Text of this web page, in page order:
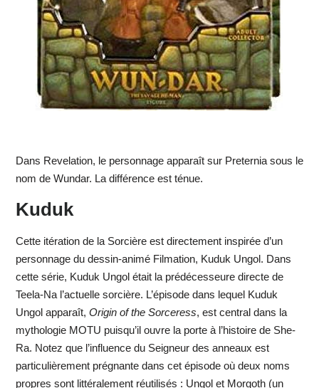
Dans Revelation, le personnage apparaît sur Preternia sous le
nom de Wundar. La différence est ténue.
Kuduk
Cette itération de la Sorcière est directement inspirée d’un
personnage du dessin-animé Filmation, Kuduk Ungol. Dans
cette série, Kuduk Ungol était la prédécesseure directe de
Teela-Na l’actuelle sorcière. L’épisode dans lequel Kuduk
Ungol apparaît, Origin of the Sorceress, est central dans la
mythologie MOTU puisqu’il ouvre la porte à l’histoire de She-
Ra. Notez que l’influence du Seigneur des anneaux est
particulièrement prégnante dans cet épisode où deux noms
propres sont littéralement réutilisés : Ungol et Morgoth (un